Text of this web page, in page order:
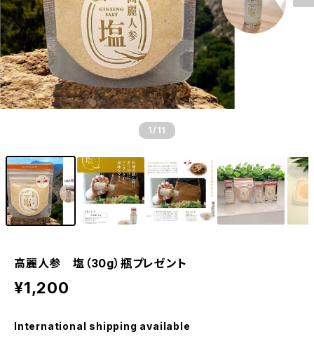
1 /11
高麗人参 塩（30g）瓶プレゼント
¥1,200
International shipping available